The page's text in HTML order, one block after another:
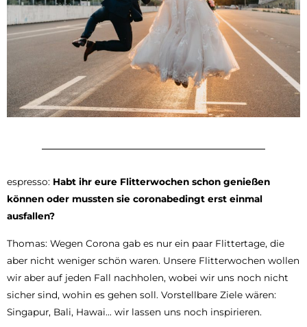
espresso: Habt ihr eure Flitterwochen schon genießen
können oder mussten sie coronabedingt erst einmal
ausfallen?
Thomas: Wegen Corona gab es nur ein paar Flittertage, die
aber nicht weniger schön waren. Unsere Flitterwochen wollen
wir aber auf jeden Fall nachholen, wobei wir uns noch nicht
sicher sind, wohin es gehen soll. Vorstellbare Ziele wären:
Singapur, Bali, Hawai… wir lassen uns noch inspirieren.